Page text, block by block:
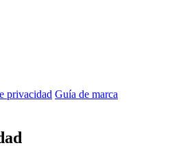
privacidad Guía de marca